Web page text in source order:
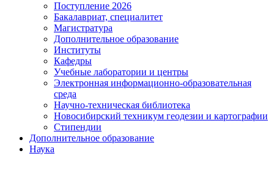
Поступление 2026
Бакалавриат, специалитет
Магистратура
Дополнительное образование
Институты
Кафедры
Учебные лаборатории и центры
Электронная информационно-образовательная
среда
Научно-техническая библиотека
Новосибирский техникум геодезии и картографии
Стипендии
Дополнительное образование
Наука